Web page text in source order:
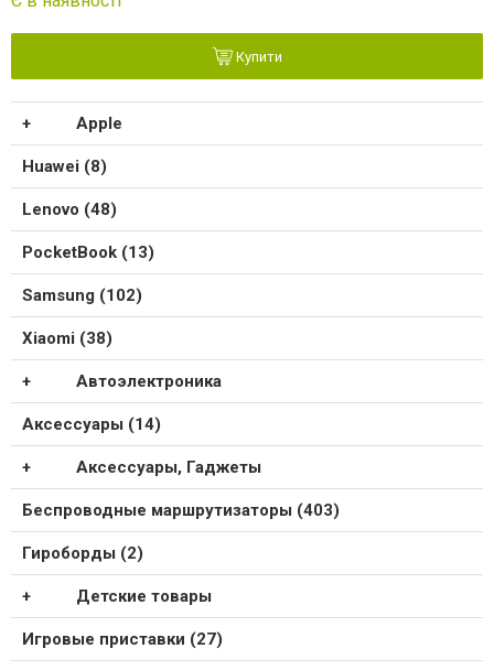
Купити
Apple
Huawei (8)
Lenovo (48)
PocketBook (13)
Samsung (102)
Xiaomi (38)
Автоэлектроника
Аксессуары (14)
Аксессуары, Гаджеты
Беспроводные маршрутизаторы (403)
Гироборды (2)
Детские товары
Игровые приставки (27)